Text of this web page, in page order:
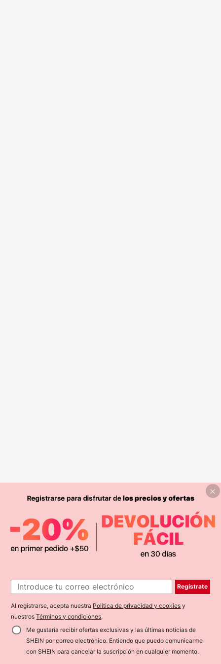
Regístrate
Al registrarse, acepta nuestra Política de privacidad y cookies y
nuestrosTérminos y condiciones.
Me gustaría recibir ofertas exclusivas y las últimas noticias de
SHEIN por correo electrónico. Entiendo que puedo comunicarme
con SHEIN para cancelar la suscripción en cualquier momento.